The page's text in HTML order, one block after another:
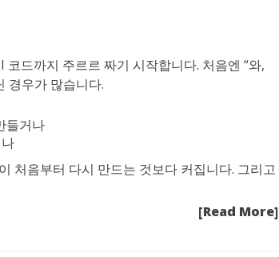
드까지 주르르 짜기 시작합니다. 처음엔 “와,
경우가 많습니다.
들거나
처음부터 다시 만드는 것보다 커집니다. 그리고
[Read More]